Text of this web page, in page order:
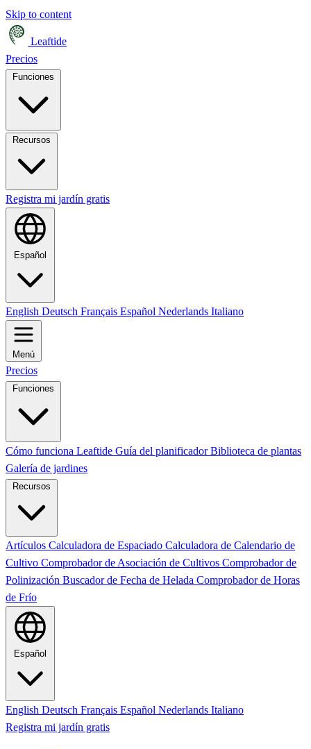
Skip to content
Leaftide
Precios
Registra mi jardín gratis
Español
English Deutsch Français Español Nederlands Italiano
Menú
Precios
Funciones
Cómo funciona Leaftide Guía del planificadorBiblioteca de plantas
Galería de jardines
Recursos
Artículos Calculadora de Espaciado Calculadora de Calendario de
Cultivo Comprobador de Asociación de Cultivos Comprobador de
Polinización Buscador de Fecha de Helada Comprobador de Horas
de Frío
Español
English Deutsch Français Español Nederlands Italiano
Registra mi jardín gratis